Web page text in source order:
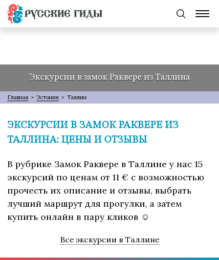
Экскурсии в замок Раквере из Таллина
Главная > Эстония > Таллин
ЭКСКУРСИИ В ЗАМОК РАКВЕРЕ ИЗ
ТАЛЛИНА: ЦЕНЫ И ОТЗЫВЫ
В рубрике Замок Раквере в Таллине у нас 15
экскурсий по ценам от 11 € с возможностью
прочесть их описание и отзывы, выбрать
лучший маршрут для прогулки, а затем
купить онлайн в пару кликов ☺
Все экскурсии в Таллине